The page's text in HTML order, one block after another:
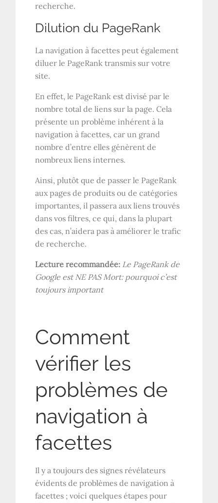
recherche.
Dilution du PageRank
La navigation à facettes peut également
diluer le PageRank transmis sur votre
site.
En effet, le PageRank est divisé par le
nombre total de liens sur la page. Cela
présente un problème inhérent à la
navigation à facettes, car un grand
nombre d’entre elles génèrent de
nombreux liens internes.
Ainsi, plutôt que de passer le PageRank
aux pages de produits ou de catégories
importantes, il passera aux liens trouvés
dans vos filtres, ce qui, dans la plupart
des cas, n’aidera pas à améliorer le trafic
de recherche.
Lecture recommandée: Le PageRank de
Google est NE PASMort: pourquoi c’est
toujours important
Comment
vérifier les
problèmes de
navigation à
facettes
Il y a toujours des signes révélateurs
évidents de problèmes de navigation à
facettes ; voici quelques étapes pour